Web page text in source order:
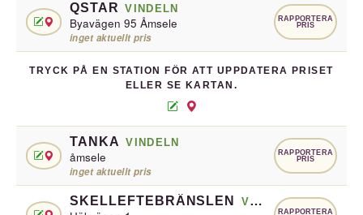
QSTAR VINDELN
Byavägen 95 Åmsele
inget aktuellt pris
RAPPORTERA
PRIS
TRYCK PÅ EN STATION FÖR ATT UPPDATERA PRISET
ELLER SE KARTAN.
TANKA VINDELN
åmsele
inget aktuellt pris
RAPPORTERA
PRIS
SKELLEFTEBRÄNSLEN VINDELN
RAPPORTERA